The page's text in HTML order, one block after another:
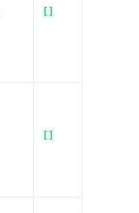
[]
[]